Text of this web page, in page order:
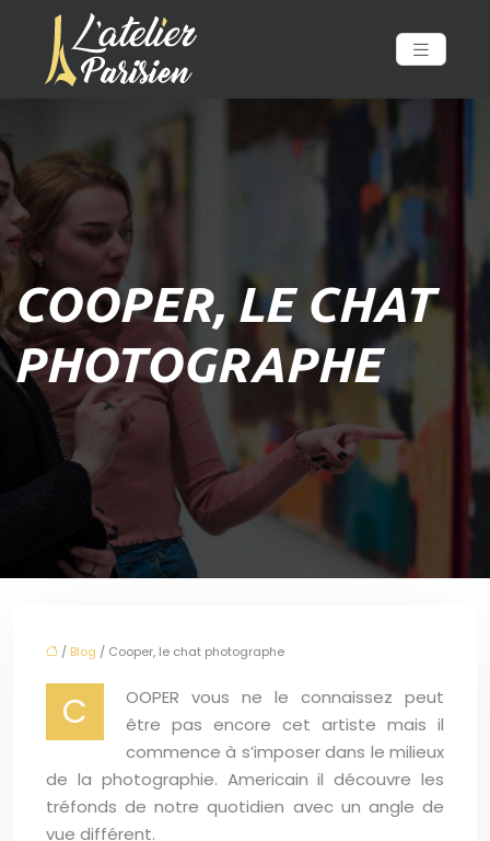
COOPER, LE CHAT
PHOTOGRAPHE
/ Blog / Cooper, le chat photographe
C
OOPER vous ne le connaissez peut
être pas encore cet artiste mais il
commence à s’imposer dans le milieux
de la photographie. Americain il découvre les
tréfonds de notre quotidien avec un angle de
vue différent.